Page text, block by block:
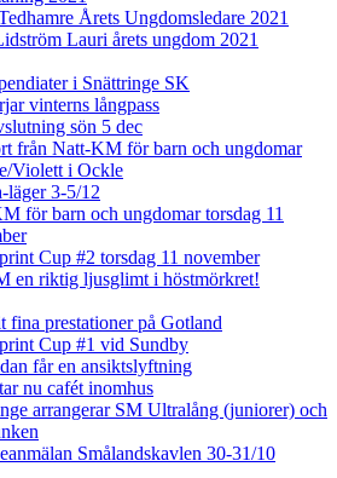
Årets Ungdomsledare 2021
Lauri årets ungdom 2021
i Snättringe SK
vinterns långpass
sön 5 dec
från Natt-KM för barn och ungdomar
Violett i Ockle
läger 3-5/12
för barn och ungdomar torsdag 11
Cup #2 torsdag 11 november
en riktig ljusglimt i höstmörkret!
fina prestationer på Gotland
Cup #1 vid Sundby
får en ansiktslyftning
nu cafét inomhus
arrangerar SM Ultralång (juniorer) och
Smålandskavlen 30-31/10